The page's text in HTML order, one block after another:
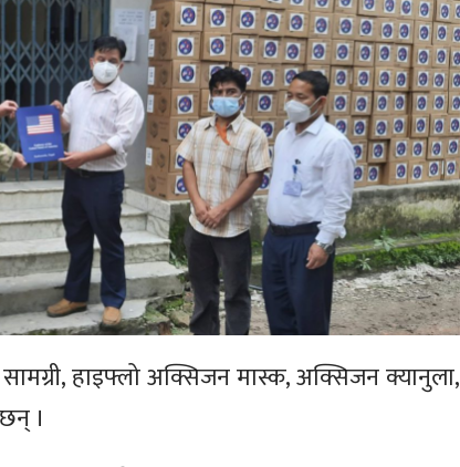
हाइफ्लो अक्सिजन मास्क, अक्सिजन क्यानुला,
।